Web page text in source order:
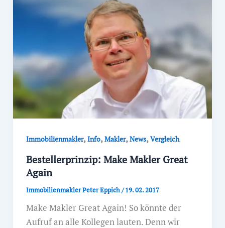
Immobilienmakler,Info,Makler,News,Vergleich
Bestellerprinzip: Make Makler Great
Again
Immobilienmakler Peter Eppich/19. 02. 2017
Make Makler Great Again! So könnte der
Aufruf an alle Kollegen lauten. Denn wir